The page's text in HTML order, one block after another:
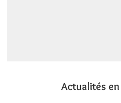
Actualités